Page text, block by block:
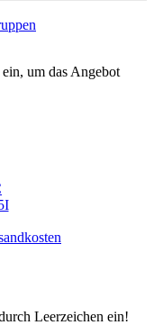
um das Angebot
Leerzeichen ein!